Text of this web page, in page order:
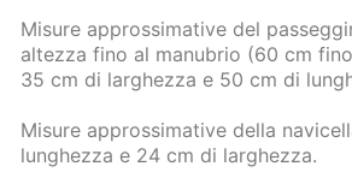
Misure approssimative del
altezza fino al manubrio (60 cm
35 cm di larghezza e 50 cm di
Misure approssimative della
lunghezza e 24 cm di larghezza.